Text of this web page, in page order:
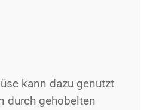
kann dazu genutzt
durch gehobelten